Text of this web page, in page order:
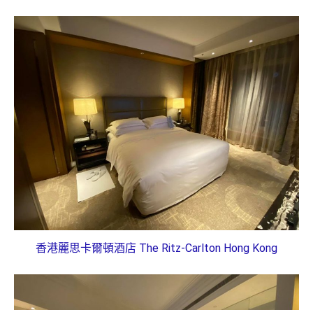
香港麗思卡爾頓酒店 The Ritz-Carlton Hong Kong